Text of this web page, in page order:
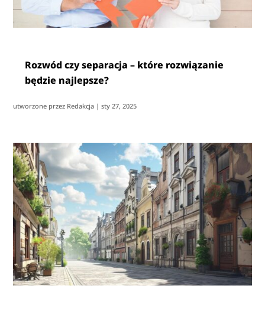
Rozwód czy separacja – które rozwiązanie
będzie najlepsze?
utworzone przez Redakcja |sty 27, 2025